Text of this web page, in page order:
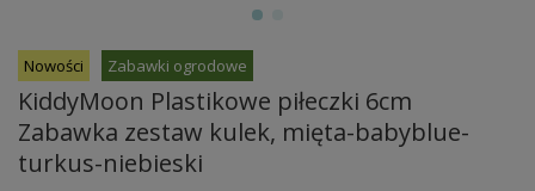
Nowości Zabawki ogrodowe
KiddyMoon Plastikowe piłeczki 6cm
Zabawka zestaw kulek, mięta-babyblue-
turkus-niebieski